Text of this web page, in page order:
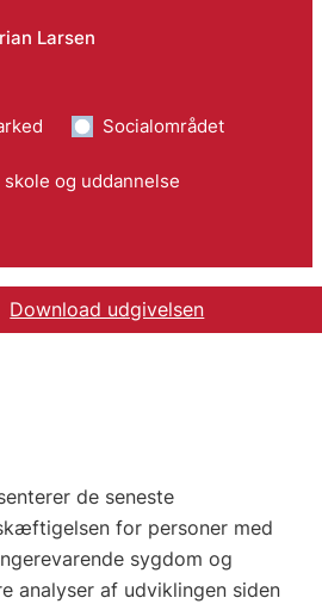
Larsen
Socialområdet
skole og uddannelse
Download udgivelsen
de seneste
for personer med
sygdom og
analyser af udviklingen siden